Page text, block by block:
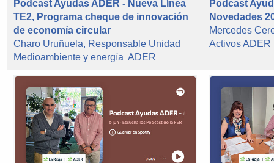
Podcast Ayudas ADER - Nueva Línea
TE2, Programa cheque de innovación
de economía circular
Charo Uruñuela, Responsable Unidad
Medioambiente y energía ADER
Podcast
Novedades
Mercedes
Activos ADER